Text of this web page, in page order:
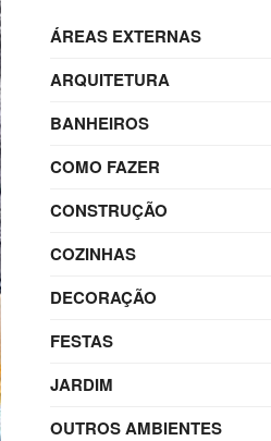
ÁREAS EXTERNAS
ARQUITETURA
BANHEIROS
COMO FAZER
CONSTRUÇÃO
COZINHAS
DECORAÇÃO
FESTAS
JARDIM
OUTROS AMBIENTES